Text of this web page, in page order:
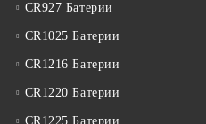
CR927 Батерии
CR1025 Батерии
CR1216 Батерии
CR1220 Батерии
CR1225 Батерии